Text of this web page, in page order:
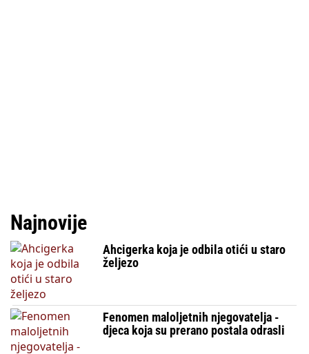
Najnovije
Ahcigerka koja je odbila otići u staro
željezo
Fenomen maloljetnih njegovatelja -
djeca koja su prerano postala odrasli